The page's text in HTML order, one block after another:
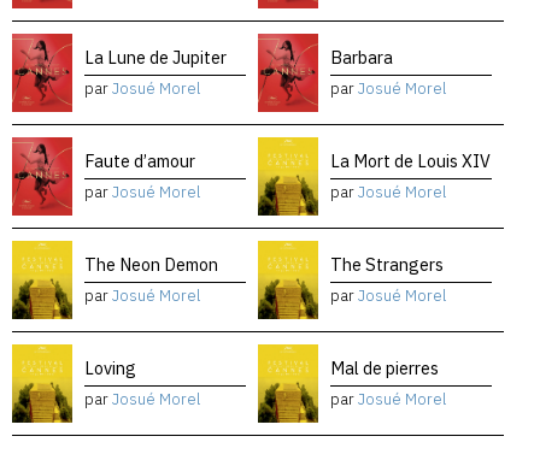
La Lune de Jupiter
parJosué Morel
Barbara
parJosué Morel
Faute d’amour
parJosué Morel
La Mort de Louis XIV
parJosué Morel
The Neon Demon
parJosué Morel
The Strangers
parJosué Morel
Loving
parJosué Morel
Mal de pierres
parJosué Morel